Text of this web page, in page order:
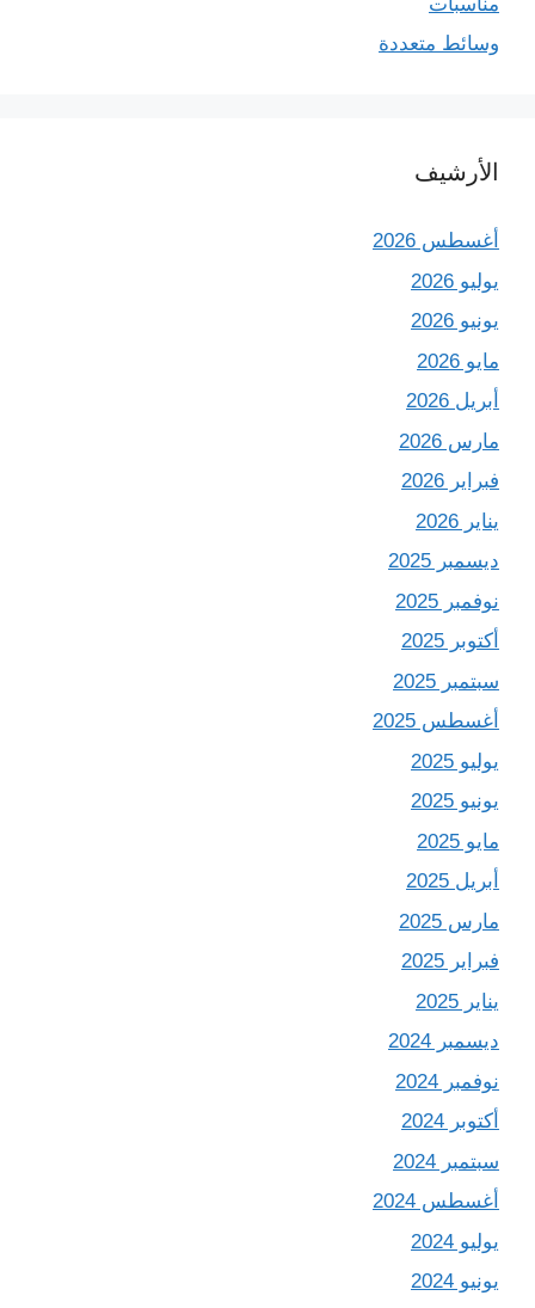
وسائط متعددة
الأرشيف
أغسطس 2026
يوليو 2026
يونيو 2026
مايو 2026
أبريل 2026
مارس 2026
فبراير 2026
يناير 2026
ديسمبر 2025
نوفمبر 2025
أكتوبر 2025
سبتمبر 2025
أغسطس 2025
يوليو 2025
يونيو 2025
مايو 2025
أبريل 2025
مارس 2025
فبراير 2025
يناير 2025
ديسمبر 2024
نوفمبر 2024
أكتوبر 2024
سبتمبر 2024
أغسطس 2024
يوليو 2024
يونيو 2024